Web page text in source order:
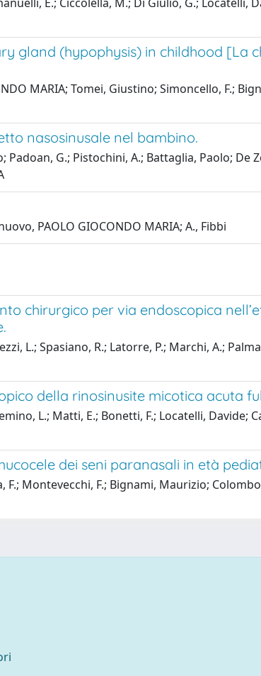
gland (hypophysis) in childhood [La
MARIA; Tomei, Giustino; Simoncello, F.;
nasosinusale nel bambino.
G.; Pistochini, A.; Battaglia, Paolo; De
PAOLO GIOCONDO MARIA; A., Fibbi
chirurgico per via endoscopica
L.; Spasiano, R.; Latorre, P.; Marchi, A.;
della rinosinusite micotica acuta
L.; Matti, E.; Bonetti, F.; Locatelli, Davide;
dei seni paranasali in età
F.; Montevecchi, F.; Bignami, Maurizio;